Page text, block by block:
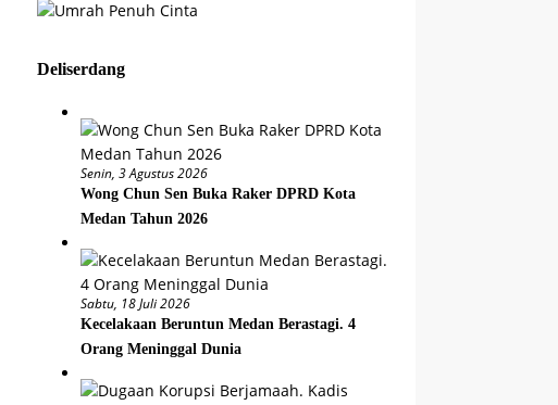
Deliserdang
Senin, 3 Agustus 2026
Wong Chun Sen Buka Raker DPRD Kota
Medan Tahun 2026
Sabtu, 18 Juli 2026
Kecelakaan Beruntun Medan Berastagi. 4
Orang Meninggal Dunia